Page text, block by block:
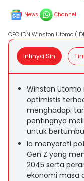
News Channel
CEO IDN Winston Utomo
Intinya Sih
Winston
optimistis
menghadapi
pentingnya
untuk
Ia menyoroti
Gen Z yang
2045 serta
ekonomi masa